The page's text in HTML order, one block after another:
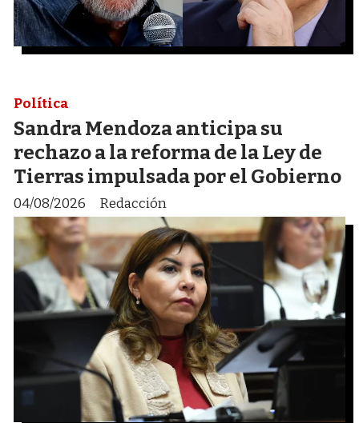
Sandra Mendoza anticipa su
rechazo a la reforma de la Ley de
Tierras impulsada por el Gobierno
Redacción
Política
04/08/2026